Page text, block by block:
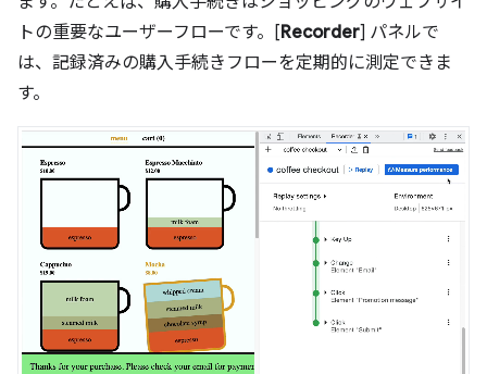
トの重要なユーザーフローです。[Recorder] パネルで
は、記録済みの購入手続きフローを定期的に測定できま
す。